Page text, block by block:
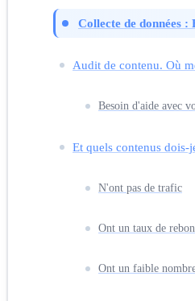
Collecte de données
Audit de contenu. Où
Besoin d'aide avec
Et quels contenus dois-
N'ont pas de trafic
Ont un taux de
Ont un faible